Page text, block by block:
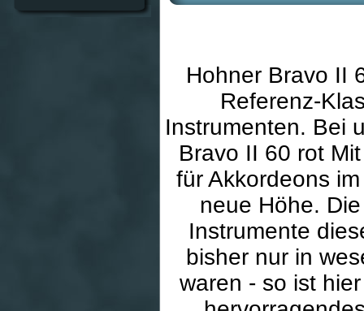
Hohner Bravo II
Referenz-
Instrumenten. Bei
Bravo II 60 rot
für Akkordeons
neue Höhe.
Instrumente
bisher nur in
waren - so ist